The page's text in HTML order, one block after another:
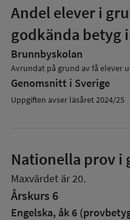
Andel elever i
godkända betyg
Brunnbyskolan
Avrundat på grund av få elever
Genomsnitt i Sverige
Uppgiften avser läsåret 2024/25
Nationella prov i
Maxvärdet är 20.
Årskurs 6
Engelska, åk 6